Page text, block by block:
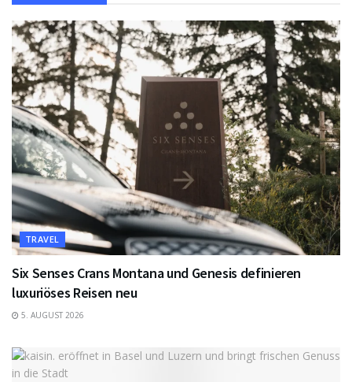
TRAVEL
Six Senses Crans Montana und Genesis definieren
luxuriöses Reisen neu
5. AUGUST 2026